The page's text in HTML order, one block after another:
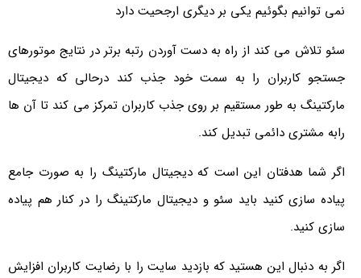
نمی توانیم بگوئیم یکی بر دیگری ارجحیت دارد
سئو تلاش می کند از راه به دست آوردن رتبه برتر در نتایج موتورهای
جستجو کاربران را به سمت خود جذب کند درحالی که دیجیتال
مارکتینگ به طور مستقیم بر روی جذب کاربران تمرکز می کند تا آن ها
رابه مشتری دائمی تبدیل کند.
اگر شما هدفتان این است که دیجیتال مارکتینگ را به صورت جامع
پیاده سازی کنید باید سئو و دیجیتال مارکتینگ را در کنار هم پیاده
سازی کنید.
اگر به دنبال این هستید که بازدید سایت را با رضایت کاربران افزایش